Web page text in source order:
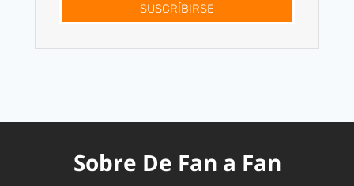
SUSCRÍBIRSE
Sobre De Fan a Fan